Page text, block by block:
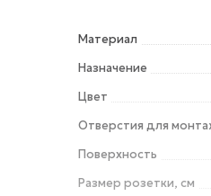
Материал
Назначение
Цвет
Отверстия для
Поверхность
Размер розетки, см